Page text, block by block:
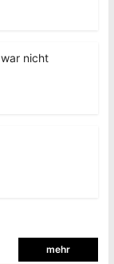
nicht
mehr